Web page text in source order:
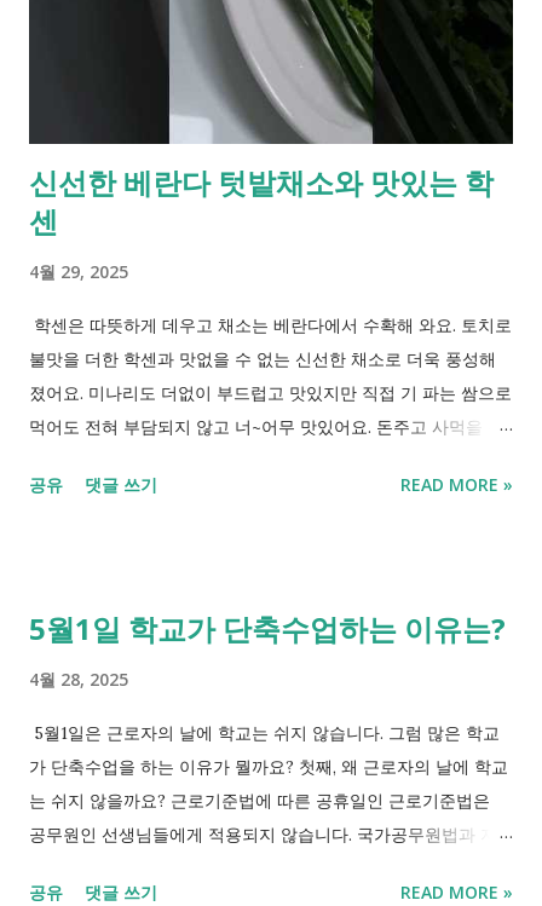
신선한 베란다 텃밭채소와 맛있는 학
센
4월 29, 2025
학센은 따뜻하게 데우고 채소는 베란다에서 수확해 와요. 토치로
불맛을 더한 학센과 맛없을 수 없는 신선한 채소로 더욱 풍성해
졌어요. 미나리도 더없이 부드럽고 맛있지만 직접 기 파는 쌈으로
먹어도 전혀 부담되지 않고 너~어무 맛있어요. 돈주고 사먹을 수
최고의 반찬이 됩니다.
공유 댓글 쓰기 READ MORE »
5월1일 학교가 단축수업하는 이유는?
4월 28, 2025
5월1일은 근로자의 날에 학교는 쉬지 않습니다. 그럼 많은 학교
가 단축수업을 하는 이유가 뭘까요? 첫째, 왜 근로자의 날에 학교
는 쉬지 않을까요? 근로기준법에 따른 공휴일인 근로기준법은
공무원인 선생님들에게 적용되지 않습니다. 국가공무원법과 지
공유 댓글 쓰기 READ MORE »